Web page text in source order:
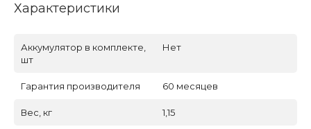
Характеристики
Аккумулятор в комплекте,
шт
Нет
Гарантия производителя 60 месяцев
Вес, кг 1,15